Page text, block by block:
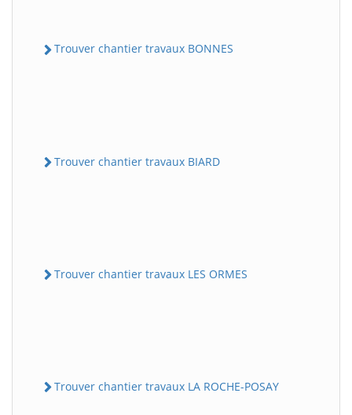
Trouver chantier travaux BONNES
Trouver chantier travaux BIARD
Trouver chantier travaux LES ORMES
Trouver chantier travaux LA ROCHE-POSAY